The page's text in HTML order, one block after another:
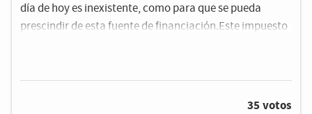
día de hoy es inexistente, como para que se pueda
prescindir de esta fuente de financiación.Este impuesto
antiguas pesetas, que se dice pronto).Dicho impuesto
afecta exclusivamente a los grandes capitales, pues el
35 votos